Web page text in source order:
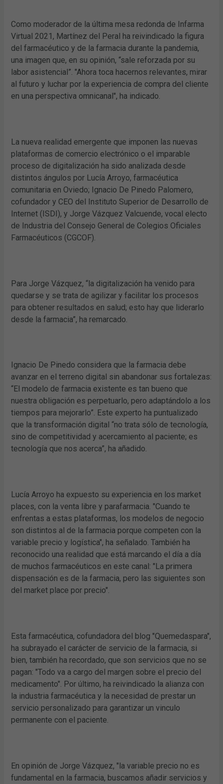
Como moderador de la última mesa redonda de Infarma
Virtual 2021, Martínez del Peral ha reivindicado la figura
del farmacéutico y de la farmacia durante la pandemia,
una imagen que, en su opinión, “sale reforzada por su
labor asistencial”. "Ahora toca hacernos relevantes, mirar
al futuro y luchar por la experiencia de compra del cliente
en una perspectiva omnicanal", ha indicado.
La nueva realidad emergente que imponen las nuevas
plataformas de comercio electrónico o el imparable
proceso de digitalización ha sido analizada desde
distintos ángulos por Lucía Arroyo, farmacéutica
comunitaria en Oviedo; Ignacio De Pinedo Palomero,
cofundador y CEO del Instituto Superior de Desarrollo de
Internet (ISDI), y Jorge Vázquez Valcuende, vocal electo
de Industria del Consejo General de Colegios Oficiales
Farmacéuticos (CGCOF).
Para Jorge Vázquez, “la digitalización ha venido para
quedarse y se trata de agilizar y facilitar los procesos
para obtener resultados en salud; esto hay que liderarlo
desde la farmacia”, ha remarcado.
Ignacio De Pinedo considera que la farmacia debe
avanzar en el terreno digital sin abandonar sus fortalezas:
“El modelo de farmacia existente es tan bueno que
nuestra obligación es perpetuarlo, pero adaptándolo a los
tiempos para mejorarlo”. Este experto ha puntualizado
que la transformación digital “no trata sólo de tecnología,
sino de competitividad y acercamiento al paciente; es
tecnología que nos acerca”, ha añadido.
Lucía Arroyo ha expuesto su experiencia en los market
places, con la venta libre y parafarmacia. "Cuando te
enfrentas a estas plataformas, los modelos de negocio
son distintos al de la farmacia porque competen con la
variable precio y logística", ha señalado. También ha
reconocido una realidad que está marcando el día a día
de muchos farmacéuticos en este canal: "La primera
dispensación es de la farmacia, pero las siguientes son
del market place por precio".
Esta farmacéutica, cofundadora del blog "Quemedaspara",
ha subrayado el carácter de servicio de la farmacia, si
bien, también ha recordado, que son servicios que no se
pagan: "Todo va a cargo del margen sobre el precio del
medicamento". Por último, ha reivindicado la alianza con
la industria farmacéutica y la necesidad de prestar un
servicio personalizado para garantizar un vinculo
permanente con el paciente.
En opinión de Jorge Vázquez, "la variable precio no es
fundamental en la farmacia, buscamos añadir servicios y